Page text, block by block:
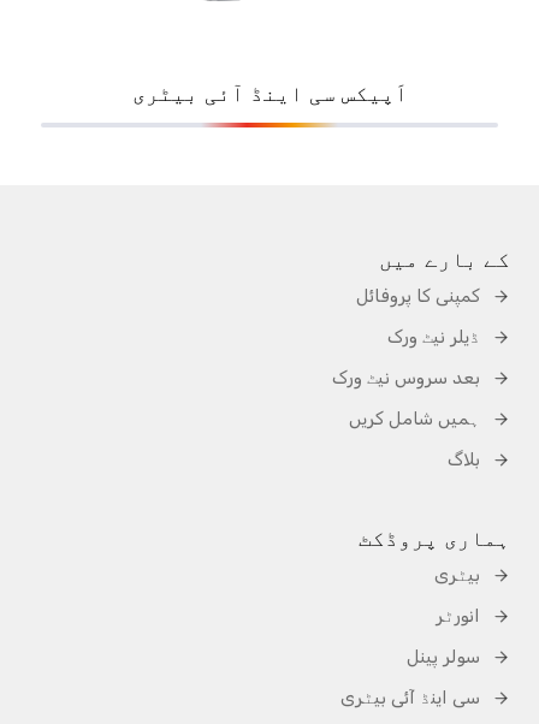
اَپیکس سی اینڈ آئی بیٹری
کے بارے میں
کمپنی کا پروفائل
ڈیلر نیٹ ورک
بعد سروس نیٹ ورک
ہمیں شامل کریں
بلاگ
ہماری پروڈکٹ
بیٹری
انورٹر
سولر پینل
سی اینڈ آئی بیٹری